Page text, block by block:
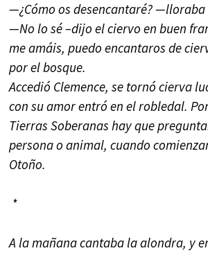
—¿Cómo os desencantaré? —lloraba
—No lo sé –dijo el ciervo en buen
me amáis, puedo encantaros de
por el bosque.
Accedió Clemence, se tornó cierva
con su amor entró en el robledal.
Tierras Soberanas hay que
persona o animal, cuando
Otoño.
*
A la mañana cantaba la alondra, y